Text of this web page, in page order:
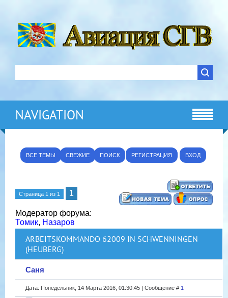
NAVIGATION
ВСЕ ТЕМЫ СВЕЖИЕ ПОИСК РЕГИСТРАЦИЯ ВХОД
Страница 1 из 1 1
Модератор форума:
Томик, Назаров
ARBEITSKOMMANDO 62009 IN SCHWENNINGEN
(HEUBERG)
Саня
Дата: Понедельник, 14 Марта 2016, 01:30:45 | Сообщение # 1